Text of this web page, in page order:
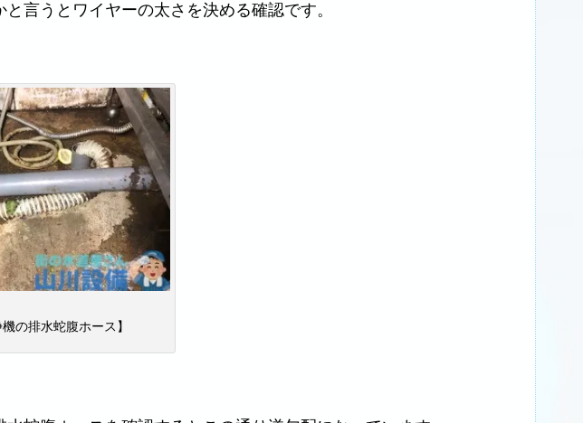
と言うとワイヤーの太さを決める確認です。
機の排水蛇腹ホース】